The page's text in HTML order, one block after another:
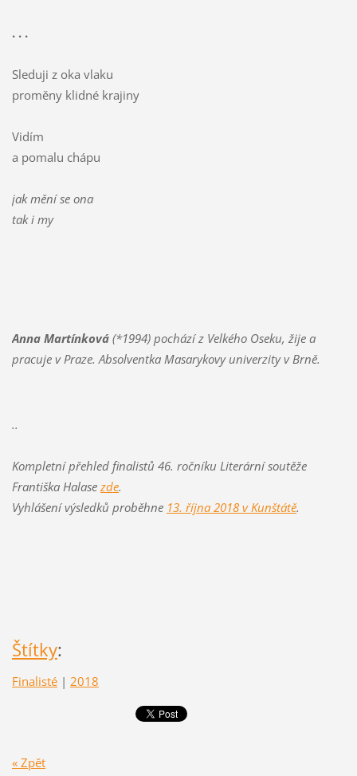
. . .
Sleduji z oka vlaku
proměny klidné krajiny
Vidím
a pomalu chápu
jak mění se ona
tak i my
Anna Martínková(*1994) pochází z Velkého Oseku, žije a
pracuje v Praze. Absolventka Masarykovy univerzity v Brně.
..
Kompletní přehled finalistů 46. ročníku Literární soutěže
Františka Halase zde.
Vyhlášení výsledků proběhne 13. října 2018 v Kunštátě.
Štítky:
Finalisté | 2018
« Zpět